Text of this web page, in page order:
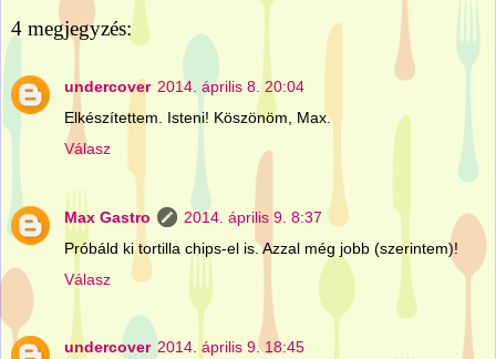
4 megjegyzés:
undercover 2014. április 8. 20:04
Elkészítettem. Isteni! Köszönöm, Max.
Válasz
Max Gastro
2014. április 9. 8:37
Próbáld ki tortilla chips-el is. Azzal még jobb (szerintem)!
Válasz
undercover 2014. április 9. 18:45